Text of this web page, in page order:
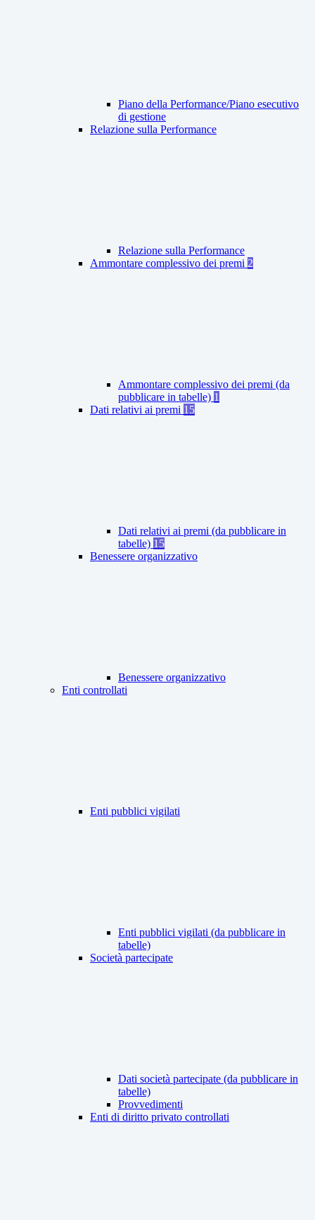
Piano della Performance/Piano esecutivo
di gestione
Relazione sulla Performance
Relazione sulla Performance
Ammontare complessivo dei premi 2
Ammontare complessivo dei premi (da
pubblicare in tabelle) 1
Dati relativi ai premi 15
Dati relativi ai premi (da pubblicare in
tabelle) 15
Benessere organizzativo
Benessere organizzativo
Enti controllati
Enti pubblici vigilati
Enti pubblici vigilati (da pubblicare in
tabelle)
Società partecipate
Dati società partecipate (da pubblicare in
tabelle)
Provvedimenti
Enti di diritto privato controllati